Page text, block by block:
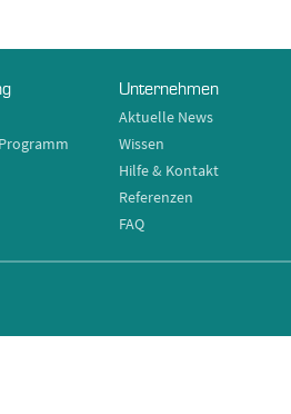
Unternehmen
Aktuelle News
Wissen
Hilfe & Kontakt
Referenzen
FAQ